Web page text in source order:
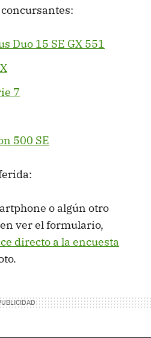
Duo 15 SE GX 551
7
500 SE
o algún otro
ver el formulario,
directo a la encuesta